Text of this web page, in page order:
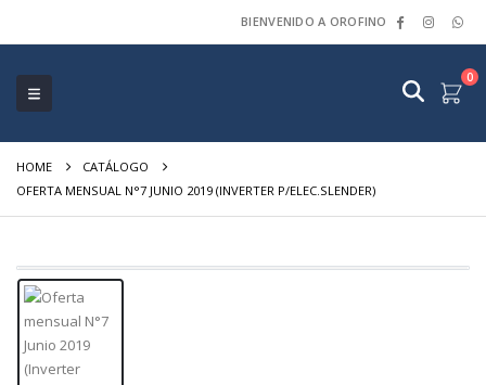
BIENVENIDO A OROFINO
0
HOME
CATÁLOGO
OFERTA MENSUAL N°7 JUNIO 2019 (INVERTER P/ELEC.SLENDER)